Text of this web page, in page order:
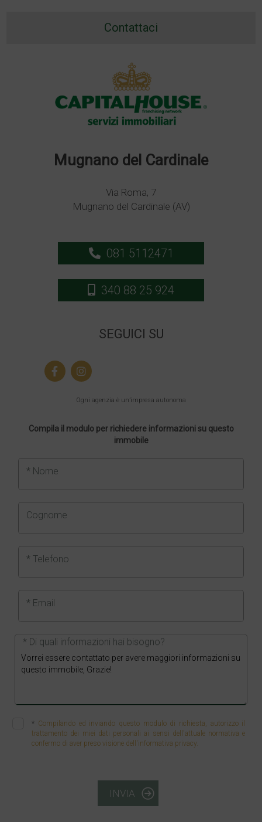
Contattaci
Mugnano del Cardinale
Via Roma, 7
Mugnano del Cardinale (AV)
081 5112471
340 88 25 924
SEGUICI SU
Ogni agenzia è un’impresa autonoma
Compila il modulo per richiedere informazioni su questo
immobile
* Nome
Cognome
* Telefono
* Email
* Di quali informazioni hai bisogno?
* Compilando ed inviando questo modulo di richiesta, autorizzo il
trattamento dei miei dati personali ai sensi dell'attuale normativa e
confermo di aver preso visione dell'informativa privacy.
INVIA